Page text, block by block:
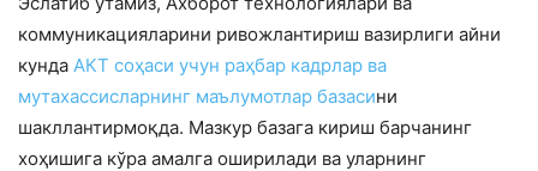
коммуникацияларини ривожлантириш вазирлиги айни
кунда АКТ соҳаси учун раҳбар кадрлар ва
мутахассисларнинг маълумотлар базасини
шакллантирмоқда. Мазкур базага кириш барчанинг
хоҳишига кўра амалга оширилади ва уларнинг